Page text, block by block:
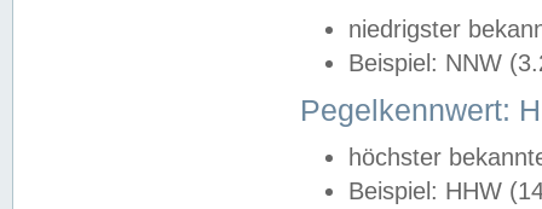
niedrigster
Beispiel: NNW
Pegelkennwert:
höchster
Beispiel: HHW